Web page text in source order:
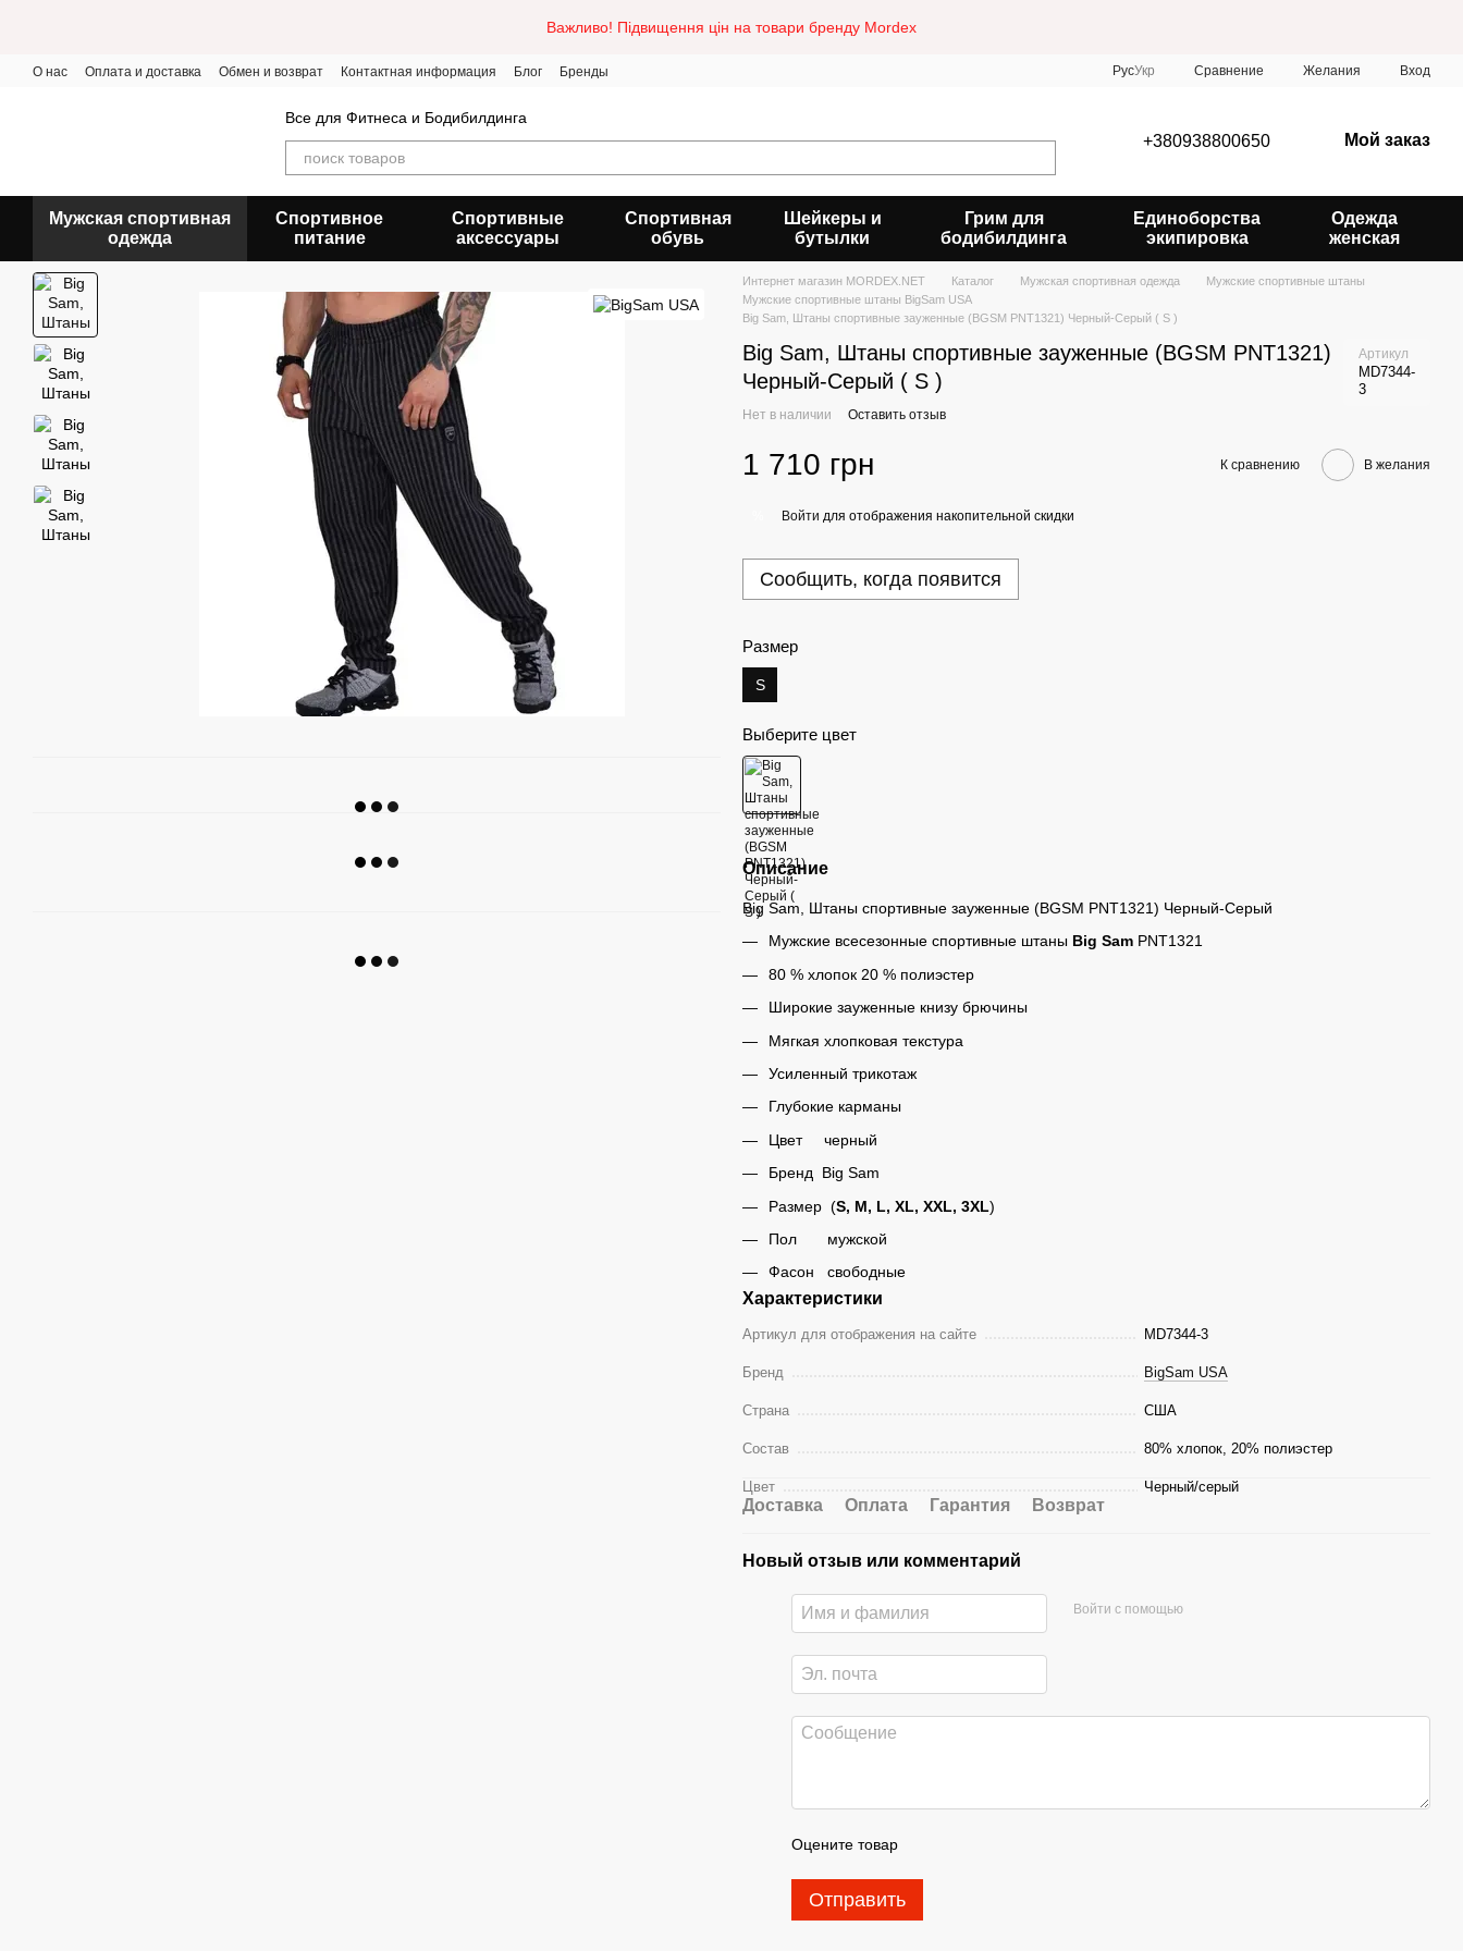
Важливо! Підвищення цін на товари бренду Mordex
О нас Оплата и доставка Обмен и возврат Контактная информация Блог Бренды РусУкр Сравнение Желания Вход
Все для Фитнеса и Бодибилдинга
+380938800650 Мой заказ
Мужская спортивная
одежда
Спортивное
питание
Спортивные
аксессуары
Спортивная
обувь
Шейкеры и
бутылки
Грим для
бодибилдинга
Единоборства
экипировка
Одежда
женская
Интернет магазин MORDEX.NET Каталог Мужская спортивная одежда
Мужские спортивные штаны
Мужские спортивные штаны BigSam USA
Big Sam, Штаны спортивные зауженные (BGSM PNT1321) Черный-Серый ( S )
Big Sam, Штаны спортивные зауженные (BGSM PNT1321)
Черный-Серый ( S )
Артикул
MD7344-
3
Нет в наличии Оставить отзыв
1 710 грн К сравнению В желания
Войти для отображения накопительной скидки
Сообщить, когда появится
Размер
S
Выберите цвет
Описание
Big Sam, Штаны спортивные зауженные (BGSM PNT1321) Черный-Серый
Мужские всесезонные спортивные штаны Big Sam PNT1321
80 % хлопок 20 % полиэстер
Широкие зауженные книзу брючины
Мягкая хлопковая текстура
Усиленный трикотаж
Глубокие карманы
Цвет черный
Бренд Big Sam
Размер (S, M, L, XL, XXL, 3XL)
Пол мужской
Фасон свободные
Характеристики
Артикул для отображения на сайте MD7344-3
Бренд BigSam USA
Страна США
Состав 80% хлопок, 20% полиэстер
Цвет Черный/серый
Доставка Оплата Гарантия Возврат
Новый отзыв или комментарий
Войти с помощью
Оцените товар
Отправить